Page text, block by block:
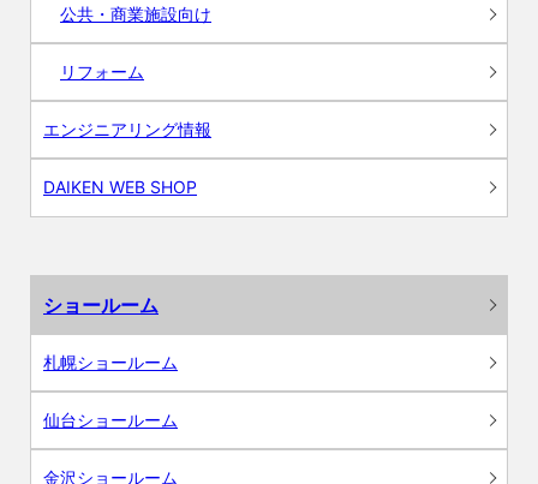
公共・商業施設向け
リフォーム
エンジニアリング情報
DAIKEN WEB SHOP
ショールーム
札幌ショールーム
仙台ショールーム
金沢ショールーム